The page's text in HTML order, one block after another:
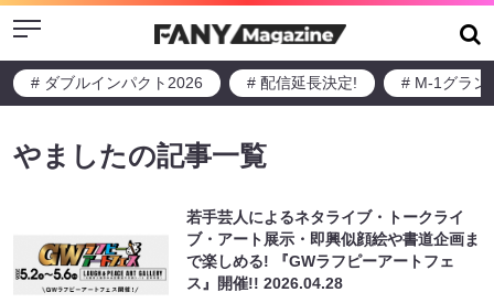
Menu
# ダブルインパクト2026 # 配信延長決定! # M-1グラン
やましたの記事一覧
若手芸人によるネタライブ・トークライ
ブ・アート展示・即興似顔絵や書道企画ま
で楽しめる! 『GWラフピーアートフェ
ス』開催!!2026.04.28